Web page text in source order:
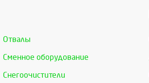
Отвалы
Сменное оборудование
Снегоочистители